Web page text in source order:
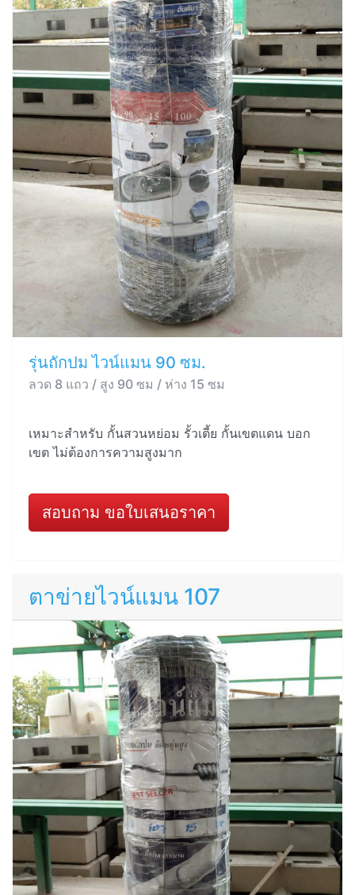
รุ่นถักปม ไวน์แมน 90 ซม.
ลวด 8 แถว / สูง 90 ซม / ห่าง 15 ซม
เหมาะสำหรับ กั้นสวนหย่อม รั้วเตี้ย กั้นเขตแดน บอก
เขต ไม่ต้องการความสูงมาก
สอบถาม ขอใบเสนอราคา
ตาข่ายไวน์แมน 107